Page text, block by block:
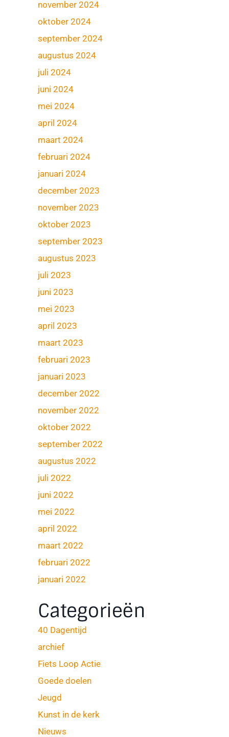
november 2024
oktober 2024
september 2024
augustus 2024
juli 2024
juni 2024
mei 2024
april 2024
maart 2024
februari 2024
januari 2024
december 2023
november 2023
oktober 2023
september 2023
augustus 2023
juli 2023
juni 2023
mei 2023
april 2023
maart 2023
februari 2023
januari 2023
december 2022
november 2022
oktober 2022
september 2022
augustus 2022
juli 2022
juni 2022
mei 2022
april 2022
maart 2022
februari 2022
januari 2022
Categorieën
40 Dagentijd
archief
Fiets Loop Actie
Goede doelen
Jeugd
Kunst in de kerk
Nieuws